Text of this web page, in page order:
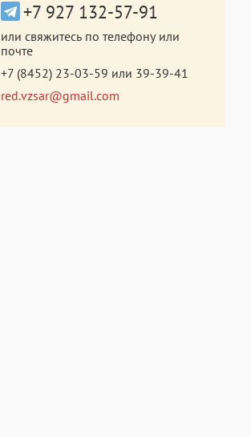
+7 927 132-57-91
или свяжитесь по телефону или
почте
+7 (8452) 23-03-59 или 39-39-41
red.vzsar@gmail.com